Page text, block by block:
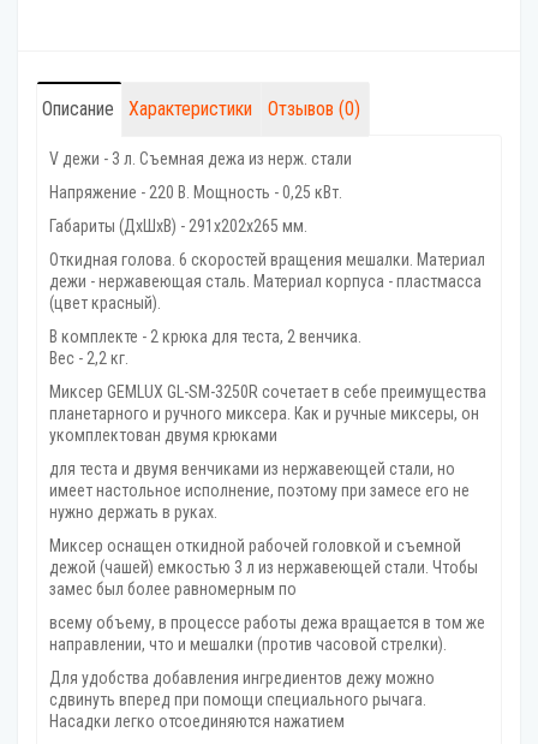
Описание Характеристики Отзывов (0)
V дежи - 3 л. Съемная дежа из нерж. стали
Напряжение - 220 В. Мощность - 0,25 кВт.
Габариты (ДхШхВ) - 291х202х265 мм.
Откидная голова. 6 скоростей вращения мешалки. Материал
дежи - нержавеющая сталь. Материал корпуса - пластмасса
(цвет красный).
В комплекте - 2 крюка для теста, 2 венчика.
Вес - 2,2 кг.
Миксер GEMLUX GL-SM-3250R сочетает в себе преимущества
планетарного и ручного миксера. Как и ручные миксеры, он
укомплектован двумя крюками
для теста и двумя венчиками из нержавеющей стали, но
имеет настольное исполнение, поэтому при замесе его не
нужно держать в руках.
Миксер оснащен откидной рабочей головкой и съемной
дежой (чашей) емкостью 3 л из нержавеющей стали. Чтобы
замес был более равномерным по
всему объему, в процессе работы дежа вращается в том же
направлении, что и мешалки (против часовой стрелки).
Для удобства добавления ингредиентов дежу можно
сдвинуть вперед при помощи специального рычага.
Насадки легко отсоединяются нажатием